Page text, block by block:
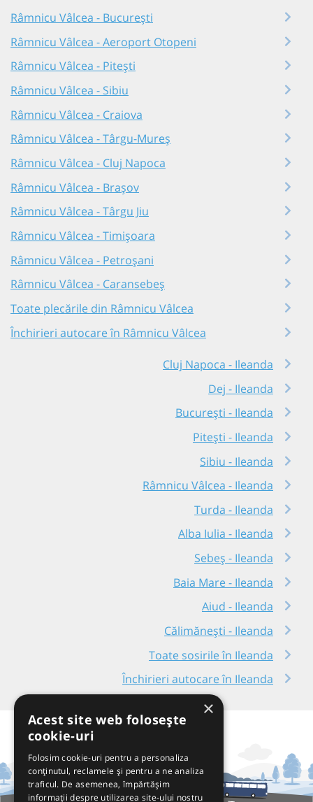
Râmnicu Vâlcea - București
Râmnicu Vâlcea - Aeroport Otopeni
Râmnicu Vâlcea - Pitești
Râmnicu Vâlcea - Sibiu
Râmnicu Vâlcea - Craiova
Râmnicu Vâlcea - Târgu-Mureș
Râmnicu Vâlcea - Cluj Napoca
Râmnicu Vâlcea - Brașov
Râmnicu Vâlcea - Târgu Jiu
Râmnicu Vâlcea - Timișoara
Râmnicu Vâlcea - Petroșani
Râmnicu Vâlcea - Caransebeș
Toate plecările din Râmnicu Vâlcea
Închirieri autocare în Râmnicu Vâlcea
Cluj Napoca - Ileanda
Dej - Ileanda
București - Ileanda
Pitești - Ileanda
Sibiu - Ileanda
Râmnicu Vâlcea - Ileanda
Turda - Ileanda
Alba Iulia - Ileanda
Sebeș - Ileanda
Baia Mare - Ileanda
Aiud - Ileanda
Călimănești - Ileanda
Toate sosirile în Ileanda
Închirieri autocare în Ileanda
×
Acest site web folosește
cookie-uri
Folosim cookie-uri pentru a personaliza
conținutul, reclamele și pentru a ne analiza
traficul. De asemenea, împărtășim
informații despre utilizarea site-ului nostru